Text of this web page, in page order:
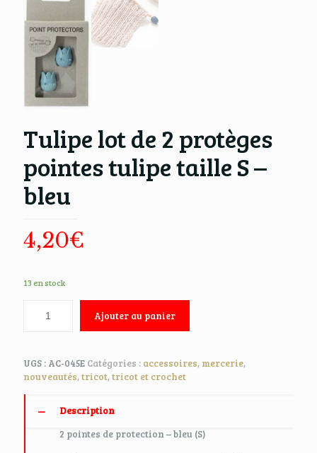
Tulipe lot de 2 protèges
pointes tulipe taille S –
bleu
4,20€
13 en stock
Ajouter au panier
UGS : AC-045E Catégories : accessoires, mercerie,
nouveautés,tricot,tricot et crochet
Description
2 pointes de protection – bleu (S)